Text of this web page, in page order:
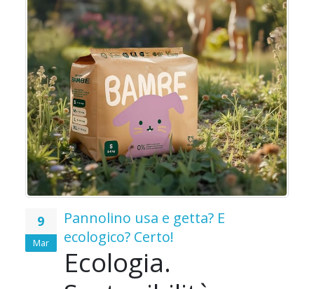
9
Mar
Pannolino usa e getta? E
ecologico? Certo!
Ecologia.